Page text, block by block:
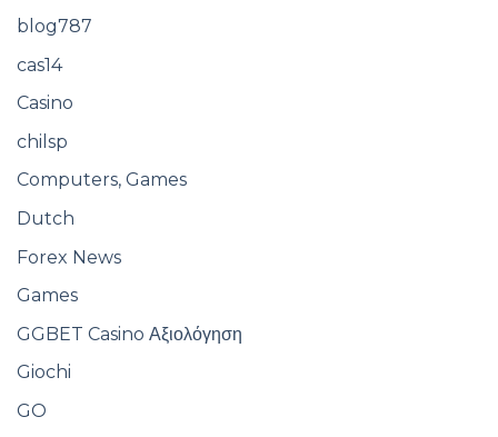
blog787
cas14
Casino
chilsp
Computers, Games
Dutch
Forex News
Games
GGBET Casino Αξιολόγηση
Giochi
GO